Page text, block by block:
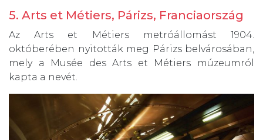
5. Arts et Métiers, Párizs, Franciaország
Az Arts et Métiers metróállomást 1904.
októberében nyitották meg Párizs belvárosában,
mely a Musée des Arts et Métiers múzeumról
kapta a nevét.